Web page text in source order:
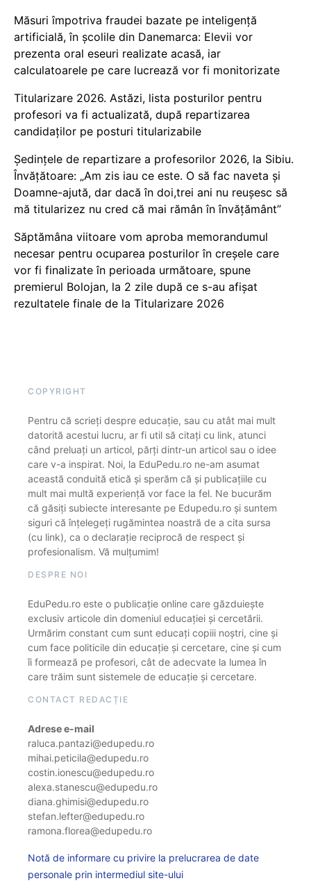
Măsuri împotriva fraudei bazate pe inteligență
artificială, în școlile din Danemarca: Elevii vor
prezenta oral eseuri realizate acasă, iar
calculatoarele pe care lucrează vor fi monitorizate
Titularizare 2026. Astăzi, lista posturilor pentru
profesori va fi actualizată, după repartizarea
candidaților pe posturi titularizabile
Ședințele de repartizare a profesorilor 2026, la Sibiu.
Învățătoare: „Am zis iau ce este. O să fac naveta și
Doamne-ajută, dar dacă în doi,trei ani nu reușesc să
mă titularizez nu cred că mai rămân în învățământ”
Săptămâna viitoare vom aproba memorandumul
necesar pentru ocuparea posturilor în creșele care
vor fi finalizate în perioada următoare, spune
premierul Bolojan, la 2 zile după ce s-au afișat
rezultatele finale de la Titularizare 2026
COPYRIGHT
Pentru că scrieți despre educație, sau cu atât mai mult
datorită acestui lucru, ar fi util să citați cu link, atunci
când preluați un articol, părți dintr-un articol sau o idee
care v-a inspirat. Noi, la EduPedu.ro ne-am asumat
această conduită etică și sperăm că și publicațiile cu
mult mai multă experiență vor face la fel. Ne bucurăm
că găsiți subiecte interesante pe Edupedu.ro și suntem
siguri că înțelegeți rugămintea noastră de a cita sursa
(cu link), ca o declarație reciprocă de respect și
profesionalism. Vă mulțumim!
DESPRE NOI
EduPedu.ro este o publicație online care găzduiește
exclusiv articole din domeniul educației și cercetării.
Urmărim constant cum sunt educați copiii noștri, cine și
cum face politicile din educație și cercetare, cine și cum
îi formează pe profesori, cât de adecvate la lumea în
care trăim sunt sistemele de educație și cercetare.
CONTACT REDACȚIE
Adrese e-mail
raluca.pantazi@edupedu.ro
mihai.peticila@edupedu.ro
costin.ionescu@edupedu.ro
alexa.stanescu@edupedu.ro
diana.ghimisi@edupedu.ro
stefan.lefter@edupedu.ro
ramona.florea@edupedu.ro
Notă de informare cu privire la prelucrarea de date
personale prin intermediul site-ului